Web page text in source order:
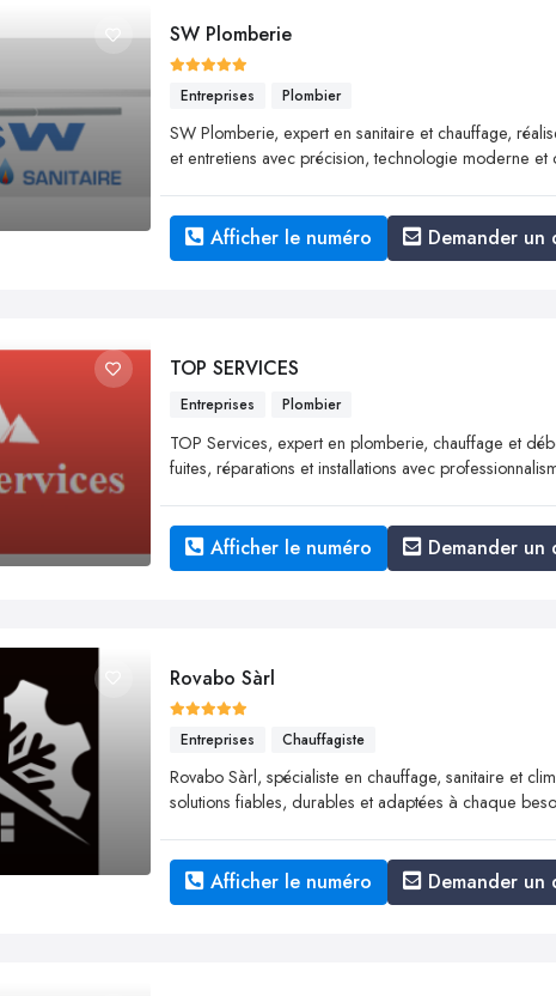
SW Plomberie
Entreprises Plombier
SW Plomberie, expert en sanitaire et chauffage,
et entretiens avec précision, technologie moderne et
Afficher le numéro Demander un
TOP SERVICES
Entreprises Plombier
TOP Services, expert en plomberie, chauffage et
fuites, réparations et installations avec
Afficher le numéro Demander un
Rovabo Sàrl
Entreprises Chauffagiste
Rovabo Sàrl, spécialiste en chauffage, sanitaire et
solutions fiables, durables et adaptées à chaque
Afficher le numéro Demander un